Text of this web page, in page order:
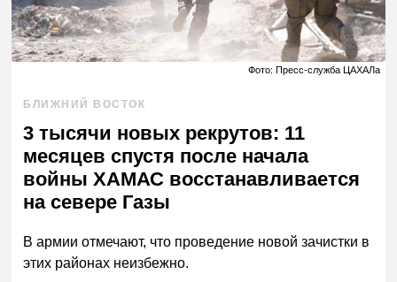
Фото: Пресс-служба ЦАХАЛа
БЛИЖНИЙ ВОСТОК
3 тысячи новых рекрутов: 11
месяцев спустя после начала
войны ХАМАС восстанавливается
на севере Газы
В армии отмечают, что проведение новой зачистки в
этих районах неизбежно.